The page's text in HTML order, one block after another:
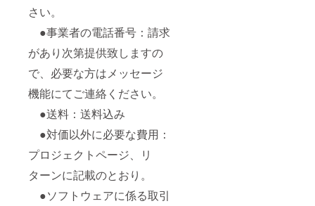
さい。
●事業者の電話番号：請求
があり次第提供致しますの
で、必要な方はメッセージ
機能にてご連絡ください。
●送料：送料込み
●対価以外に必要な費用：
プロジェクトページ、リ
ターンに記載のとおり。
●ソフトウェアに係る取引